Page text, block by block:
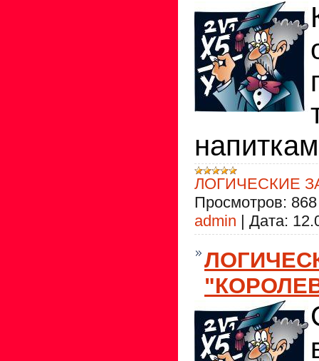
ЛОГИЧЕСКИЕ
Просмотров: 868
admin | Дата: